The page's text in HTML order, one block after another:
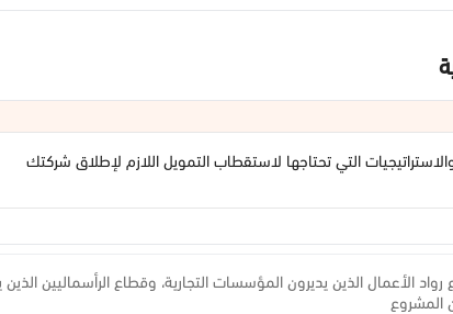
التي تحتاجها لاستقطاب التمويل اللازم لإطلاق شركتك
الأعمال الذين يديرون المؤسسات التجارية، وقطاع الرأسماليين
المشروع